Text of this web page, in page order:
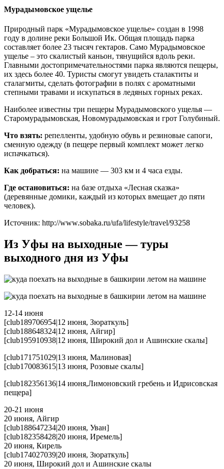
Мурадымовское ущелье
Природный парк «Мурадымовское ущелье» создан в 1998
году в долине реки Большой Ик. Общая площадь парка
составляет более 23 тысяч гектаров. Само Мурадымовское
ущелье – это скалистый каньон, тянущийся вдоль реки.
Главными достопримечательностями парка являются пещеры,
их здесь более 40. Туристы смогут увидеть сталактиты и
сталагмиты, сделать фотографии в полях с ароматными
степными травами и искупаться в ледяных горных реках.
Наиболее известны три пещеры Мурадымовского ущелья —
Старомурадымовская, Новомурадымовская и грот Голубиный.
Что взять: репелленты, удобную обувь и резиновые сапоги,
сменную одежду (в пещере первый комплект может легко
испачкаться).
Как добраться: на машине — 303 км и 4 часа езды.
Где остановиться: на базе отдыха «Лесная сказка»
(деревянные домики, каждый из которых вмещает до пяти
человек).
Источник: http://www.sobaka.ru/ufa/lifestyle/travel/93258
Из Уфы на выходные — туры
выходного дня из Уфы
12-14 июня
[club189706954|12 июня, Зюраткуль]
[club188648324|12 июня, Айгир]
[club195910938|12 июня, Широкий дол и Ашинские скалы]
[club171751029|13 июня, Малиновая]
[club170083615|13 июня, Розовые скалы]
[club182356136|14 июня,Лимоновский гребень и Идрисовская
пещера]
20-21 июня
20 июня, Айгир
[club188647234|20 июня, Уван]
[club182358428|20 июня, Иремель]
20 июня, Кирель
[club174027039|20 июня, Зюраткуль]
20 июня, Широкий дол и Ашинские скалы